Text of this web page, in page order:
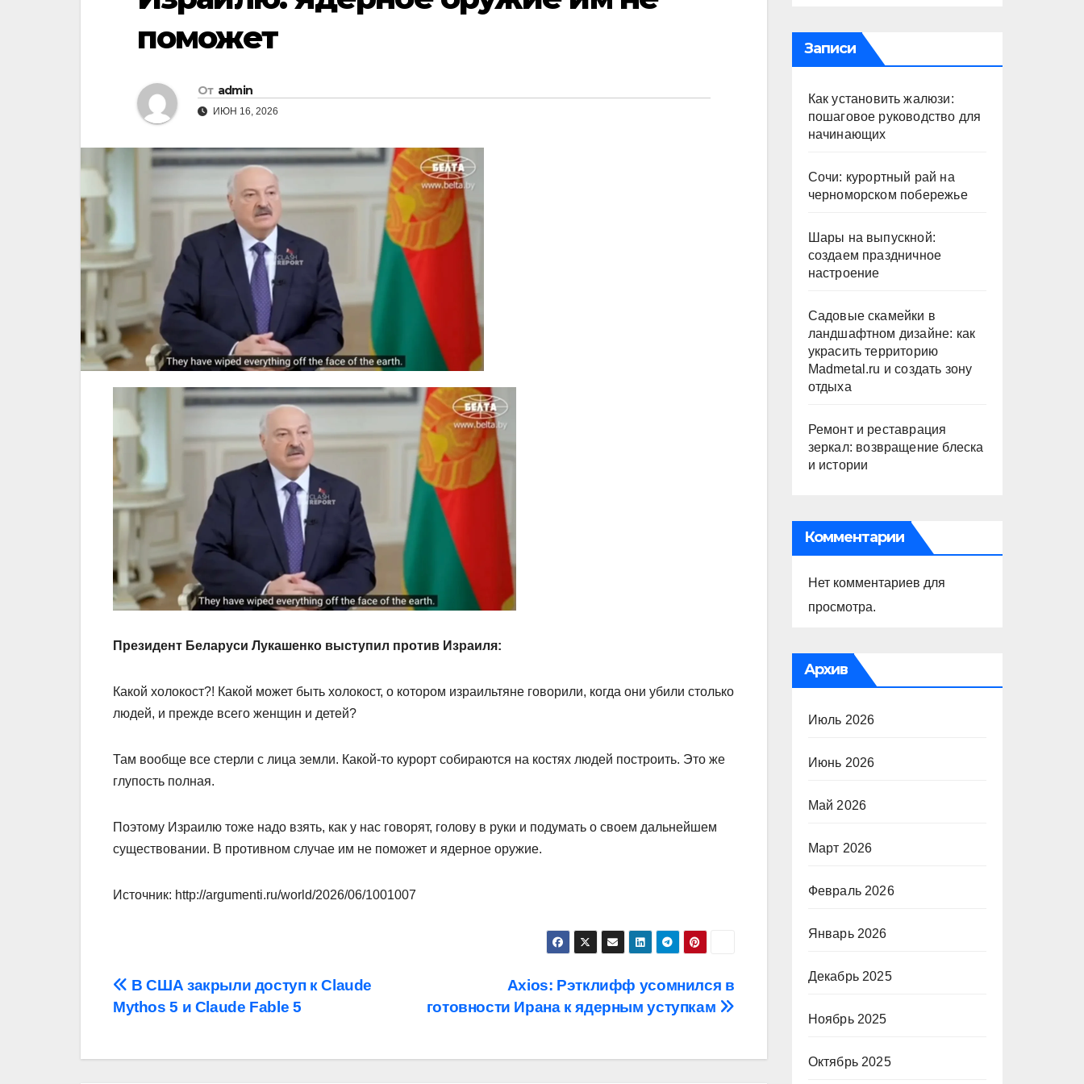
поможет
От admin
ИЮН 16, 2026
Президент Беларуси Лукашенко выступил против Израиля:
Какой холокост?! Какой может быть холокост, о котором израильтяне говорили, когда они убили столько
людей, и прежде всего женщин и детей?
Там вообще все стерли с лица земли. Какой-то курорт собираются на костях людей построить. Это же
глупость полная.
Поэтому Израилю тоже надо взять, как у нас говорят, голову в руки и подумать о своем дальнейшем
существовании. В противном случае им не поможет и ядерное оружие.
Источник: http://argumenti.ru/world/2026/06/1001007
Навигация
по
записям
Axios: Рэтклифф усомнился в
готовности Ирана к ядерным уступкам
В США закрыли доступ к Claude
Mythos 5 и Claude Fable 5
Записи
Как установить жалюзи:
пошаговое руководство для
начинающих
Сочи: курортный рай на
черноморском побережье
Шары на выпускной:
создаем праздничное
настроение
Садовые скамейки в
ландшафтном дизайне: как
украсить территорию
Madmetal.ru и создать зону
отдыха
Ремонт и реставрация
зеркал: возвращение блеска
и истории
Комментарии
Нет комментариев для
просмотра.
Архив
Июль 2026
Июнь 2026
Май 2026
Март 2026
Февраль 2026
Январь 2026
Декабрь 2025
Ноябрь 2025
Октябрь 2025